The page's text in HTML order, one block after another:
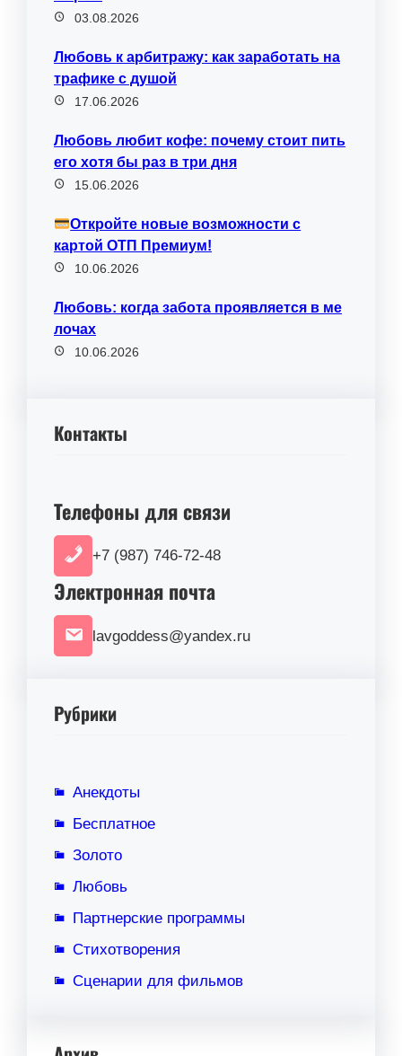
03.08.2026
Любовь к арбитражу: как заработать на
трафике с душой
17.06.2026
Любовь любит кофе: почему стоит пить
его хотя бы раз в три дня
15.06.2026
Откройте новые возможности с
картой ОТП Премиум!
10.06.2026
Любовь: когда забота проявляется в ме
лочах
10.06.2026
Контакты
Телефоны для связи
+7 (987) 746-72-48
Электронная почта
lavgoddess@yandex.ru
Рубрики
Анекдоты
Бесплатное
Золото
Любовь
Партнерские программы
Стихотворения
Сценарии для фильмов